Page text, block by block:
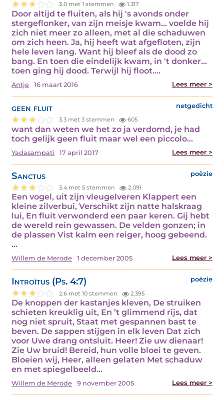
3.0 met 1 stemmen 1.317
Door altijd te fluiten, als hij 's avonds onder
stergeflonker, van zijn meisje kwam... voelde hij
zich niet meer zo alleen, met al die schaduwen
om zich heen. Ja, hij heeft wat afgefloten, zijn
hele leven lang. Want hij bleef als de dood zo
bang. En toen die eindelijk kwam, in 't donker…
toen ging hij dood. Terwijl hij floot.…
Antje 16 maart 2016 Lees meer >
geen fluit netgedicht
3.3 met 3 stemmen 605
want dan weten we het zo ja verdomd, je had
toch gelijk geen fluit maar wel een piccolo…
Yadasampati 17 april 2017 Lees meer >
Sanctus poëzie
3.4 met 5 stemmen 2.091
Een vogel, uit zijn vleugelveren Klappert een
kleine zilverbui, Verschikt zijn natte halskraag
lui, En fluit verwonderd een paar keren. Gij hebt
de wereld rein gewassen. De velden gonzen; in
de plassen Vist kalm een reiger, hoog gebeend.
…
Willem de Merode 1 december 2005 Lees meer >
Introïtus (Ps. 4:7) poëzie
2.6 met 10 stemmen 2.395
De knoppen der kastanjes kleven, De struiken
schieten kreuklig uit, En ’t glimmend rijs, dat
nog niet spruit, Staat met gespannen bast te
beven. De sappen stijgen in elk leven Dat zich
voor Uwe drang ontsluit. Heer! Zie uw dienaar!
Zie Uw bruid! Bereid, hun volle bloei te geven.
Bloeien wij, Heer, alleen gelaten Met schaduw
en met spiegelbeeld…
Willem de Merode 9 november 2005 Lees meer >